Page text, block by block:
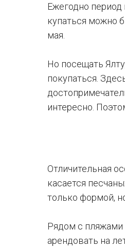
Ежегодно период
купаться можно
мая.
Но посещать
покупаться.
интересно.
Отличительная
касается
только формой,
Рядом с пляжами
арендовать на